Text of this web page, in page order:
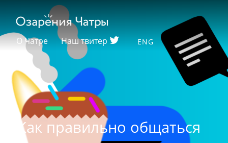
О Чатре Наш твитер ENG
Как правильно общаться